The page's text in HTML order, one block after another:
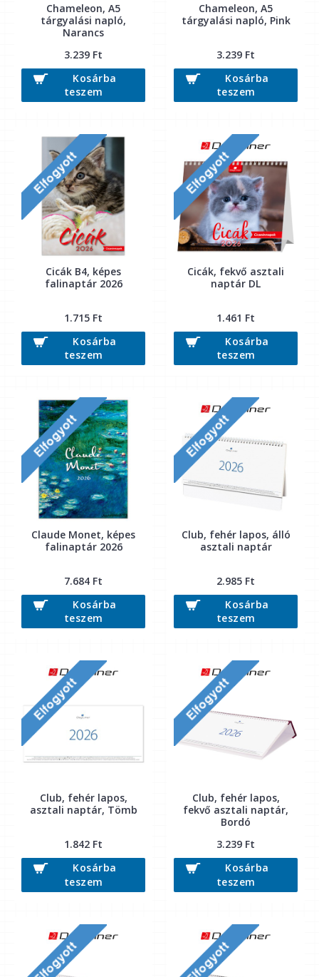
Chameleon, A5
tárgyalási napló,
Narancs
3.239 Ft
Kosárba
teszem
Chameleon, A5
tárgyalási napló, Pink
3.239 Ft
Kosárba
teszem
Cicák B4, képes
falinaptár 2026
1.715 Ft
Kosárba
teszem
Cicák, fekvő asztali
naptár DL
1.461 Ft
Kosárba
teszem
Claude Monet, képes
falinaptár 2026
7.684 Ft
Kosárba
teszem
Club, fehér lapos, álló
asztali naptár
2.985 Ft
Kosárba
teszem
Club, fehér lapos,
asztali naptár, Tömb
1.842 Ft
Kosárba
teszem
Club, fehér lapos,
fekvő asztali naptár,
Bordó
3.239 Ft
Kosárba
teszem